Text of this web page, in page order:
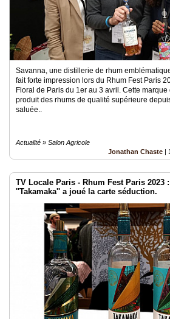
Savanna, une distillerie de rhum
fait forte impression lors du Rhum Fest Paris
Floral de Paris du 1er au 3 avril. Cette
produit des rhums de qualité supérieure
saluée..
Actualité » Salon Agricole
Jonathan Chaste |
TV Locale Paris - Rhum Fest Paris 2023
''Takamaka'' a joué la carte séduction.